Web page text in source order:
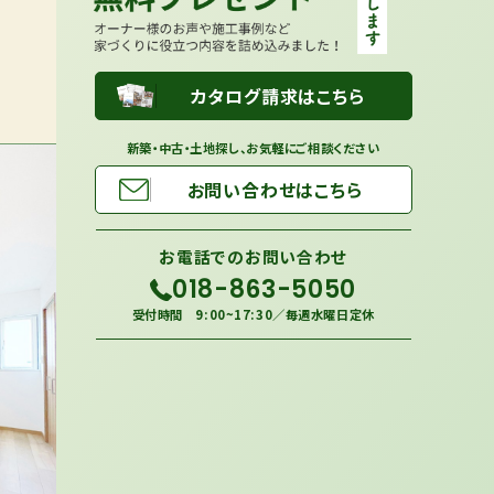
カタログ請求はこちら
新築・中古・土地探し、お気軽にご相談ください
お問い合わせはこちら
お電話でのお問い合わせ
018-863-5050
受付時間 9:00~17:30／毎週水曜日定休